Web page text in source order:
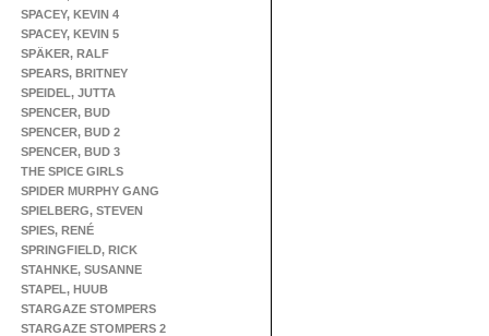
SPACEY, KEVIN 4
SPACEY, KEVIN 5
SPÄKER, RALF
SPEARS, BRITNEY
SPEIDEL, JUTTA
SPENCER, BUD
SPENCER, BUD 2
SPENCER, BUD 3
THE SPICE GIRLS
SPIDER MURPHY GANG
SPIELBERG, STEVEN
SPIES, RENÉ
SPRINGFIELD, RICK
STAHNKE, SUSANNE
STAPEL, HUUB
STARGAZE STOMPERS
STARGAZE STOMPERS 2